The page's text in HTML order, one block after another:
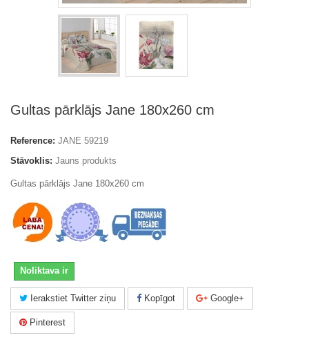
Gultas pārklājs Jane 180x260 cm
Reference: JANE 59219
Stāvoklis: Jauns produkts
Gultas pārklājs Jane 180x260 cm
Noliktava ir
Ierakstiet Twitter ziņu Kopīgot Google+
Pinterest